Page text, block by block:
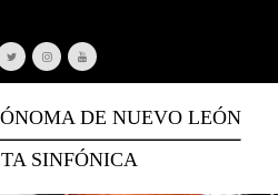
DE NUEVO LEÓN
SINFÓNICA